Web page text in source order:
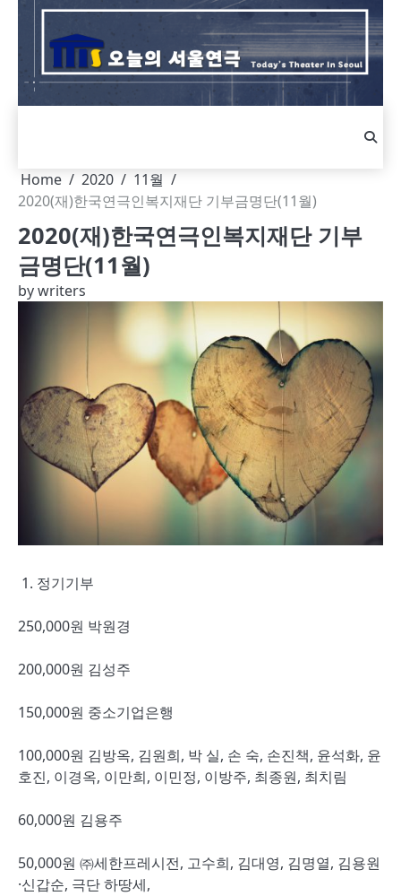
Skip
content
Home 2020
11월
2020(재)한국연극인복지재단 기부금명단(11월)
2020(재)한국연극인복지재단 기부
금명단(11월)
bywriters
1. 정기기부
250,000원 박원경
200,000원 김성주
150,000원 중소기업은행
100,000원 김방옥, 김원희, 박 실, 손 숙, 손진책, 윤석화, 윤
호진, 이경옥, 이만희, 이민정, 이방주, 최종원, 최치림
60,000원 김용주
50,000원 ㈜세한프레시전, 고수희, 김대영, 김명열, 김용원
·신갑순, 극단 하땅세,